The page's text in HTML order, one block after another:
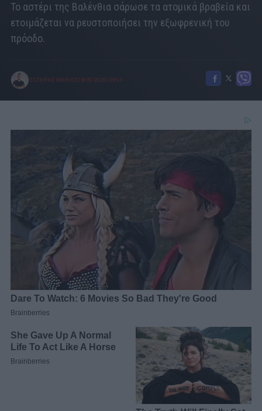
Το αστέρι της Βαλένθια σάρωσε τα ατομικά βραβεία και
ετοιμάζεται να ρευστοποιήσει την εξωφρενική του
πρόοδο.
ΣΩΤΗΡΗΣ ΜΗΛΙΟΣ 18/05/2026 09:50